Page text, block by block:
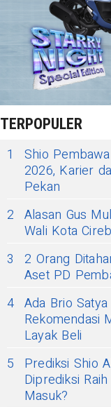
TERPOPULER
1
Shio
2026, Karier
Pekan
2 Alasan Gus
Wali Kota
3
2 Orang
Aset PD
4 Ada Brio
Rekomendasi
Layak Beli
5
Prediksi Shio
Diprediksi
Masuk?